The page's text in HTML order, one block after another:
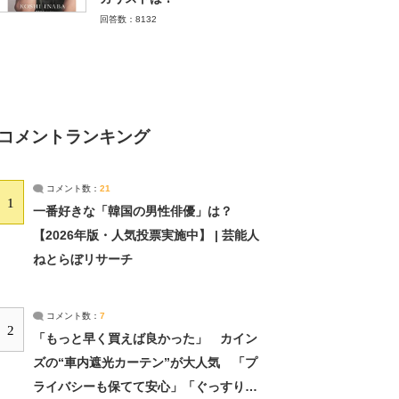
回答数：8132
メントランキング
1
コメント数： 21
一番好きな「韓国の男性俳優」は？
【2026年版・人気投票実施中】 | 芸能人
ねとらぼリサーチ
2
コメント数： 7
「もっと早く買えば良かった」 カイン
ズの“車内遮光カーテン”が大人気 「プ
ライバシーも保てて安心」「ぐっすり眠